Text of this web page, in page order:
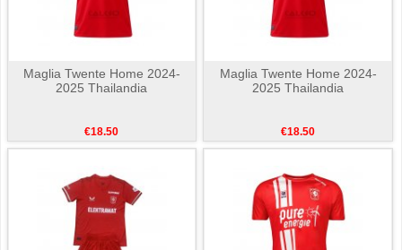
Maglia Twente Home 2024-
2025 Thailandia
€18.50
Maglia Twente Home 2024-
2025 Thailandia
€18.50